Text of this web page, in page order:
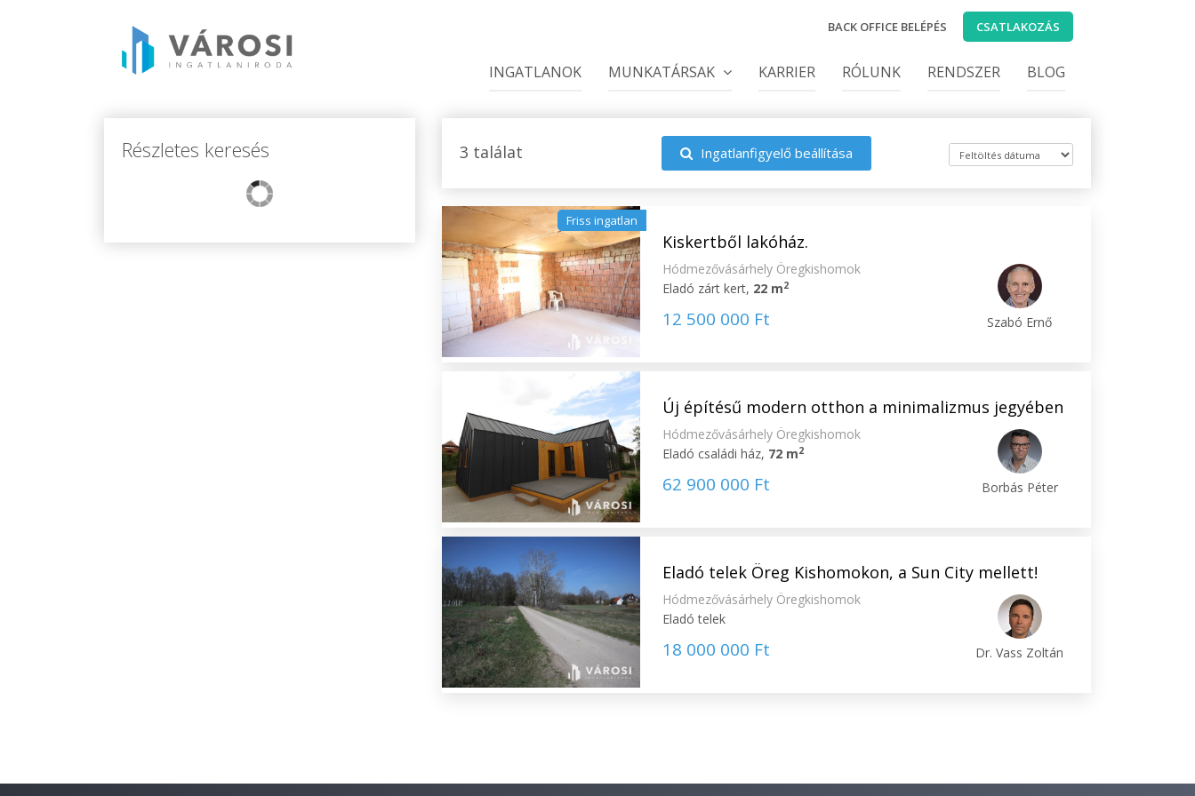
BACK OFFICE BELÉPÉS CSATLAKOZÁS
INGATLANOK MUNKATÁRSAK KARRIER RÓLUNK RENDSZER BLOG
Részletes keresés 3 találat Ingatlanfigyelő beállítása
Friss ingatlan
Kiskertből lakóház.
Hódmezővásárhely Öregkishomok
Eladó zárt kert, 22 m2
12 500 000 Ft Szabó Ernő
Új építésű modern otthon a minimalizmus jegyében
Hódmezővásárhely Öregkishomok
Eladó családi ház, 72 m2
62 900 000 Ft Borbás Péter
Eladó telek Öreg Kishomokon, a Sun City mellett!
Hódmezővásárhely Öregkishomok
Eladó telek
18 000 000 Ft Dr. Vass Zoltán